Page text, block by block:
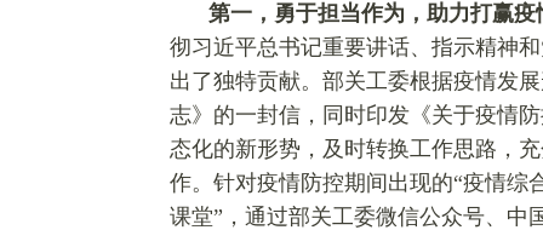
第一，勇于担当作为，助力打赢
彻习近平总书记重要讲话、指示精神
出了独特贡献。部关工委根据疫情发
志》的一封信，同时印发《关于疫情
态化的新形势，及时转换工作思路，
作。针对疫情防控期间出现的“疫情综
课堂”，通过部关工委微信公众号、中